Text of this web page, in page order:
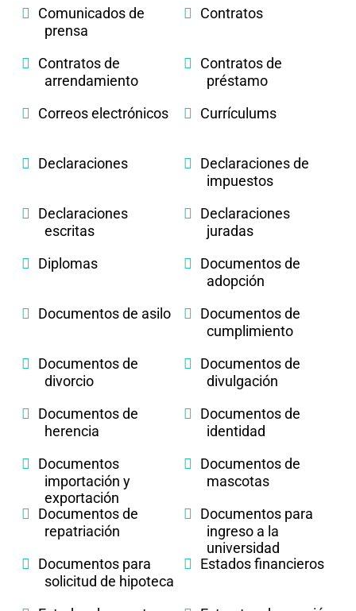
Comunicados de
prensa
Contratos
Contratos de
arrendamiento
Contratos de
préstamo
Correos electrónicos
Currículums
Declaraciones
Declaraciones de
impuestos
Declaraciones
escritas
Declaraciones
juradas
Diplomas
Documentos de
adopción
Documentos de asilo
Documentos de
cumplimiento
Documentos de
divorcio
Documentos de
divulgación
Documentos de
herencia
Documentos de
identidad
Documentos
importación y
exportación
Documentos de
mascotas
Documentos de
repatriación
Documentos para
ingreso a la
universidad
Documentos para
solicitud de hipoteca
Estados financieros